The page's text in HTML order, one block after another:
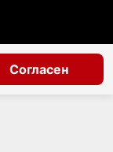
Согласен